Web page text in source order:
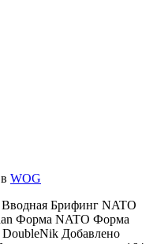
WOG
Брифинг NATO
Форма NATO Форма
Добавлено